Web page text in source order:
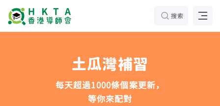
搜索
土瓜灣補習
每天超過1000條個案更新，
等你來配對